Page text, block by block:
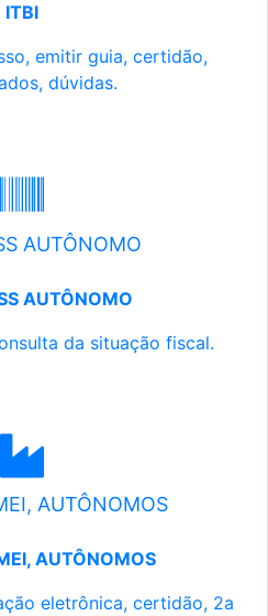
ITBI
emitir guia, certidão,
dúvidas.
AUTÔNOMO
AUTÔNOMO
da situação fiscal.
AUTÔNOMOS
AUTÔNOMOS
eletrônica, certidão, 2a